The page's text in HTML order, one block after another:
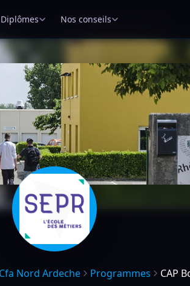
Diplômes Nos conseils
Nord Ardeche Programmes CAP